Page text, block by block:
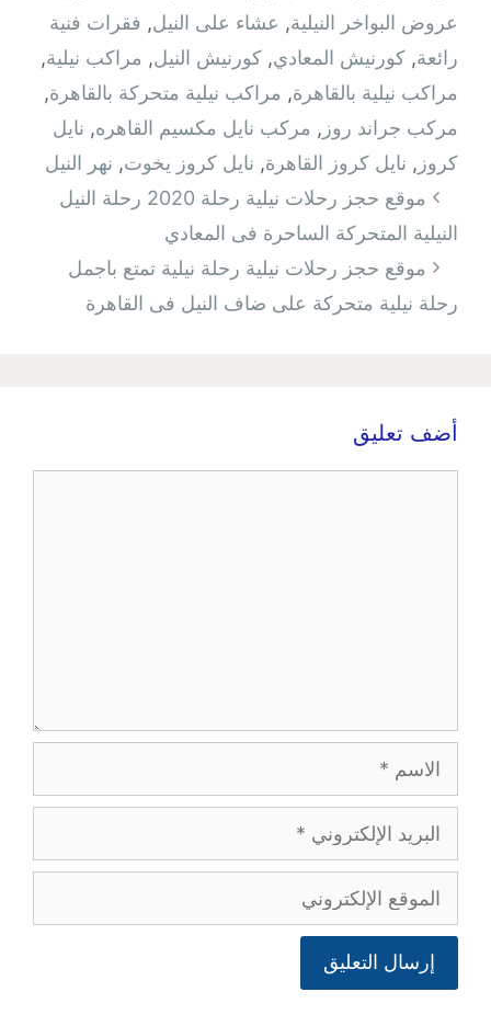
عروض البواخر النيلية, عشاء على النيل, فقرات فنية
رائعة, كورنيش المعادي, كورنيش النيل, مراكب نيلية,
مراكب نيلية بالقاهرة, مراكب نيلية متحركة بالقاهرة,
مركب جراند روز , مركب نايل مكسيم القاهره, نايل
كروز , نايل كروز القاهرة, نايل كروز يخوت, نهر النيل
تصفّح
المقالات
موقع حجز رحلات نيلية رحلة 2020 رحلة النيل
النيلية المتحركة الساحرة فى المعادي
موقع حجز رحلات نيلية رحلة نيلية تمتع باجمل
رحلة نيلية متحركة على ضاف النيل فى القاهرة
أضف تعليق
الاسم
البريد
الإلكتروني
الموقع
الإلكتروني